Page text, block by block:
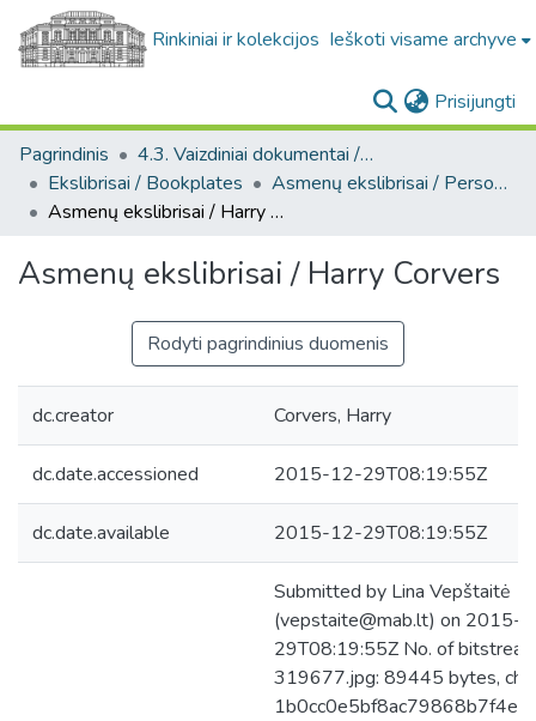
Rinkiniai ir kolekcijos Ieškoti visame archyve
Prisijungti
Pagrindinis
4.3. Vaizdiniai dokumentai / Visual documents
Ekslibrisai / Bookplates
Asmenų ekslibrisai / Personal bookplates
Asmenų ekslibrisai / Harry Corvers
Asmenų ekslibrisai / Harry Corvers
Rodyti pagrindinius duomenis
dc.creator Corvers, Harry
dc.date.accessioned 2015-12-29T08:19:55Z
dc.date.available 2015-12-29T08:19:55Z
Submitted by Lina Vepštaitė
(vepstaite@mab.lt) on 2015-
29T08:19:55Z No. of
319677.jpg: 89445 bytes,